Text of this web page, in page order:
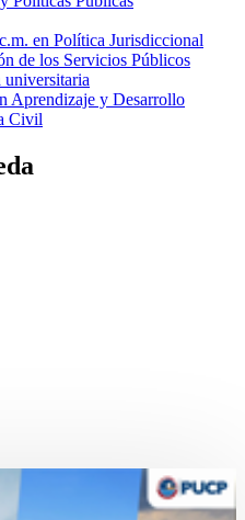
en Política Jurisdiccional
de los Servicios Públicos
universitaria
Aprendizaje y Desarrollo
Civil